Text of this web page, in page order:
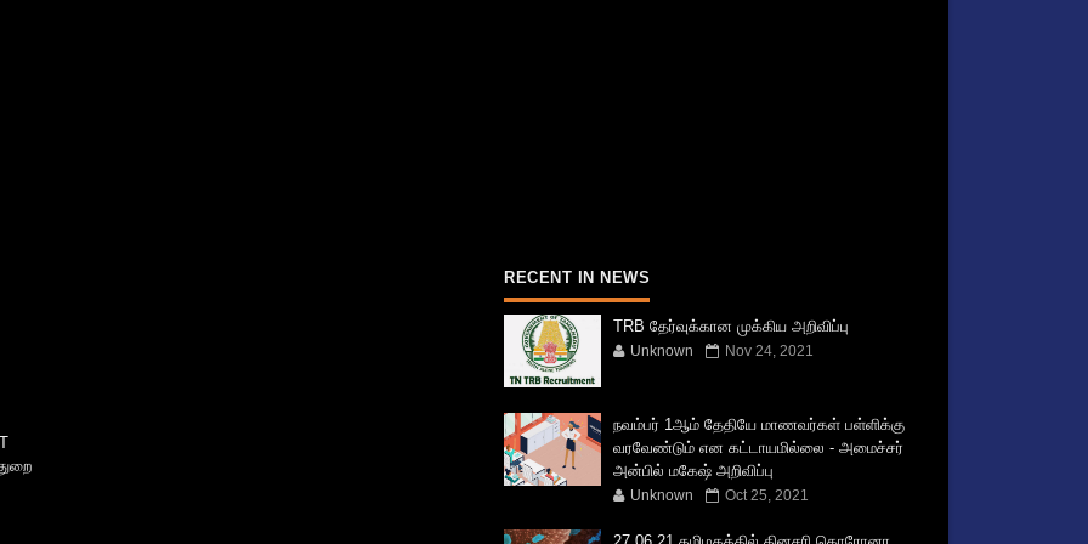
RECENT IN NEWS
TRB தேர்வுக்கான முக்கிய அறிவிப்பு
Unknown Nov 24, 2021
நவம்பர் 1ஆம் தேதியே மாணவர்கள் பள்ளிக்கு
வரவேண்டும் என கட்டாயமில்லை - அமைச்சர்
அன்பில் மகேஷ் அறிவிப்பு
Unknown Oct 25, 2021